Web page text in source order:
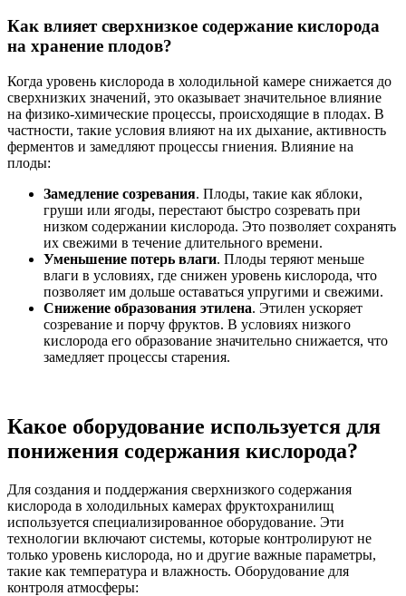
Как влияет сверхнизкое содержание кислорода
на хранение плодов?
Когда уровень кислорода в холодильной камере снижается до
сверхнизких значений, это оказывает значительное влияние
на физико-химические процессы, происходящие в плодах. В
частности, такие условия влияют на их дыхание, активность
ферментов и замедляют процессы гниения. Влияние на
плоды:
Замедление созревания. Плоды, такие как яблоки,
груши или ягоды, перестают быстро созревать при
низком содержании кислорода. Это позволяет сохранять
их свежими в течение длительного времени.
Уменьшение потерь влаги. Плоды теряют меньше
влаги в условиях, где снижен уровень кислорода, что
позволяет им дольше оставаться упругими и свежими.
Снижение образования этилена. Этилен ускоряет
созревание и порчу фруктов. В условиях низкого
кислорода его образование значительно снижается, что
замедляет процессы старения.
Какое оборудование используется для
понижения содержания кислорода?
Для создания и поддержания сверхнизкого содержания
кислорода в холодильных камерах фруктохранилищ
используется специализированное оборудование. Эти
технологии включают системы, которые контролируют не
только уровень кислорода, но и другие важные параметры,
такие как температура и влажность. Оборудование для
контроля атмосферы: